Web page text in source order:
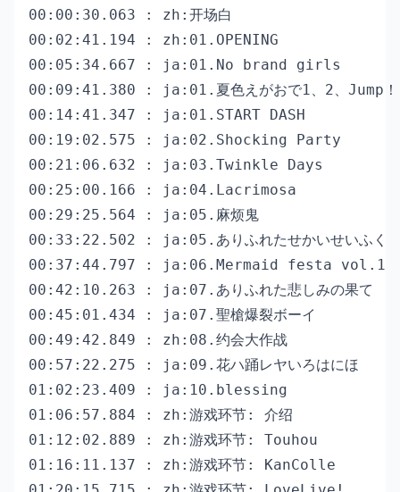
00:00:30.063 : zh:开场白
00:02:41.194 : zh:01.OPENING
00:05:34.667 : ja:01.No brand girls
00:09:41.380 : ja:01.夏色えがおで1、2、Jump！
00:14:41.347 : ja:01.START DASH
00:19:02.575 : ja:02.Shocking Party
00:21:06.632 : ja:03.Twinkle Days
00:25:00.166 : ja:04.Lacrimosa
00:29:25.564 : ja:05.麻烦鬼
00:33:22.502 : ja:05.ありふれたせかいせいふく
00:37:44.797 : ja:06.Mermaid festa vol.1
00:42:10.263 : ja:07.ありふれた悲しみの果て
00:45:01.434 : ja:07.聖槍爆裂ボーイ
00:49:42.849 : zh:08.约会大作战
00:57:22.275 : ja:09.花ハ踊レヤいろはにほ
01:02:23.409 : ja:10.blessing
01:06:57.884 : zh:游戏环节: 介绍
01:12:02.889 : zh:游戏环节: Touhou
01:16:11.137 : zh:游戏环节: KanColle